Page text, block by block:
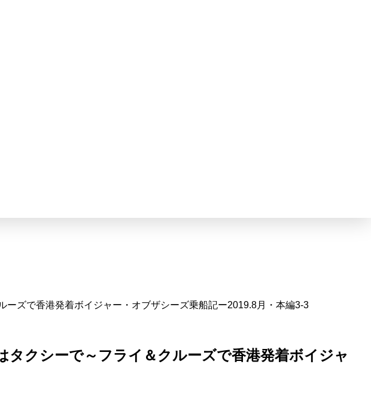
ズで香港発着ボイジャー・オブザシーズ乗船記ー2019.8月・本編3-3
クシーで～フライ＆クルーズで香港発着ボイジャ